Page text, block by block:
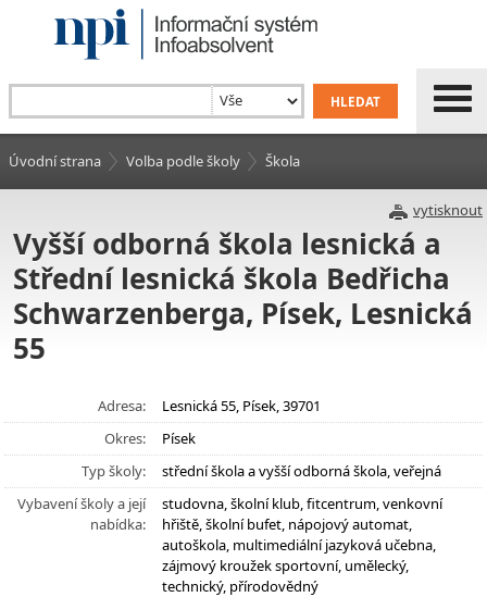
Úvodní strana Volba podle školy Škola
vytisknout
Vyšší odborná škola lesnická a
Střední lesnická škola Bedřicha
Schwarzenberga, Písek, Lesnická
55
Adresa:
Lesnická 55, Písek, 39701
Okres:
Písek
Typ školy:
střední škola a vyšší odborná škola, veřejná
Vybavení školy a její
nabídka:
studovna, školní klub, fitcentrum, venkovní
hřiště, školní bufet, nápojový automat,
autoškola, multimediální jazyková učebna,
zájmový kroužek sportovní, umělecký,
technický, přírodovědný